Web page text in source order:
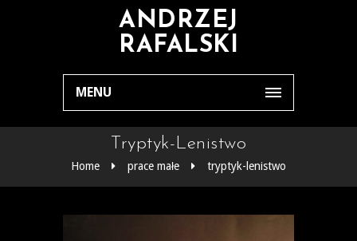
ANDRZEJ
RAFALSKI
MENU
Tryptyk-Lenistwo
Home prace małe tryptyk-lenistwo